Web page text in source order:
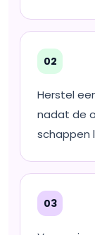
02
Herstel
nadat de
schappen
03